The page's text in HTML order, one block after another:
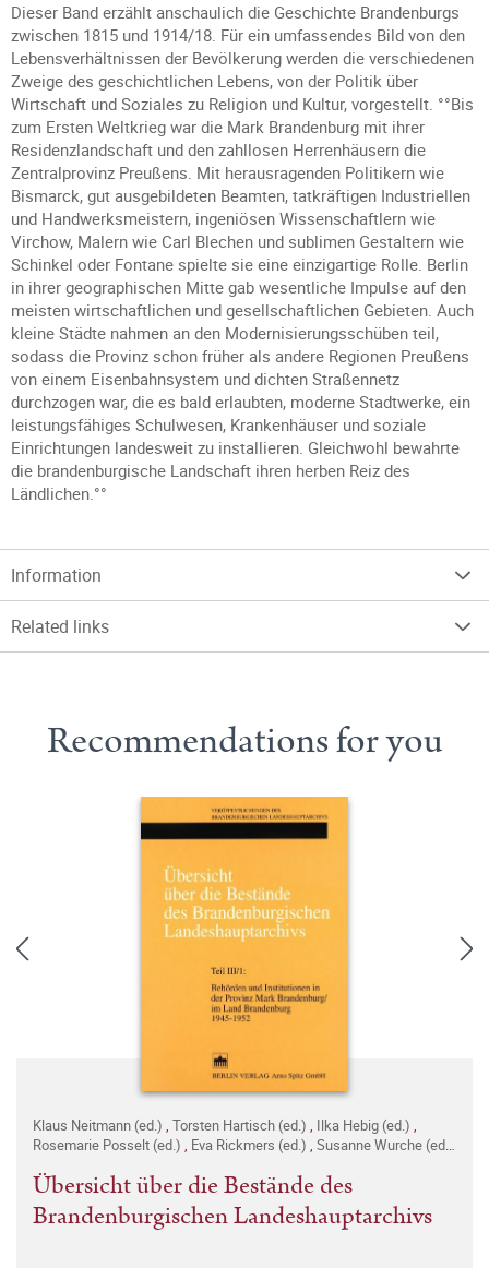
Dieser Band erzählt anschaulich die Geschichte Brandenburgs
zwischen 1815 und 1914/18. Für ein umfassendes Bild von den
Lebensverhältnissen der Bevölkerung werden die verschiedenen
Zweige des geschichtlichen Lebens, von der Politik über
Wirtschaft und Soziales zu Religion und Kultur, vorgestellt. °°Bis
zum Ersten Weltkrieg war die Mark Brandenburg mit ihrer
Residenzlandschaft und den zahllosen Herrenhäusern die
Zentralprovinz Preußens. Mit herausragenden Politikern wie
Bismarck, gut ausgebildeten Beamten, tatkräftigen Industriellen
und Handwerksmeistern, ingeniösen Wissenschaftlern wie
Virchow, Malern wie Carl Blechen und sublimen Gestaltern wie
Schinkel oder Fontane spielte sie eine einzigartige Rolle. Berlin
in ihrer geographischen Mitte gab wesentliche Impulse auf den
meisten wirtschaftlichen und gesellschaftlichen Gebieten. Auch
kleine Städte nahmen an den Modernisierungsschüben teil,
sodass die Provinz schon früher als andere Regionen Preußens
von einem Eisenbahnsystem und dichten Straßennetz
durchzogen war, die es bald erlaubten, moderne Stadtwerke, ein
leistungsfähiges Schulwesen, Krankenhäuser und soziale
Einrichtungen landesweit zu installieren. Gleichwohl bewahrte
die brandenburgische Landschaft ihren herben Reiz des
Ländlichen.°°
Information
Related links
Recommendations for you
Klaus Neitmann (ed.) , Torsten Hartisch (ed.) , Ilka Hebig (ed.) ,
Rosemarie Posselt (ed.) , Eva Rickmers (ed.) , Susanne Wurche (ed.)
Übersicht über die Bestände des
Brandenburgischen Landeshauptarchivs